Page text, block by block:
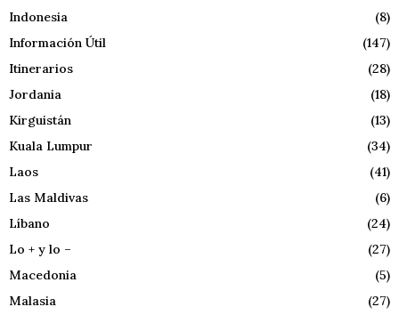
Indonesia
(8)
Información Útil
(147)
Itinerarios
(28)
Jordania
(18)
Kirguistán
(13)
Kuala Lumpur
(34)
Laos
(41)
Las Maldivas
(6)
Líbano
(24)
Lo + y lo –
(27)
Macedonia
(5)
Malasia
(27)